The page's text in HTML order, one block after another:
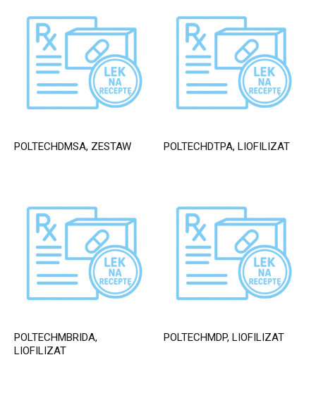
POLTECHDMSA, ZESTAW POLTECHDTPA, LIOFILIZAT
POLTECHMBRIDA,
LIOFILIZAT
POLTECHMDP, LIOFILIZAT